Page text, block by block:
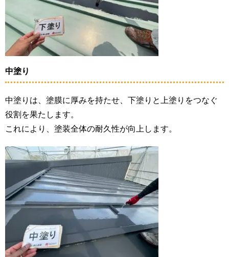
中塗り
中塗りは、塗膜に厚みを持たせ、下塗りと上塗りをつなぐ
役割を果たします。
これにより、塗装全体の耐久性が向上します。